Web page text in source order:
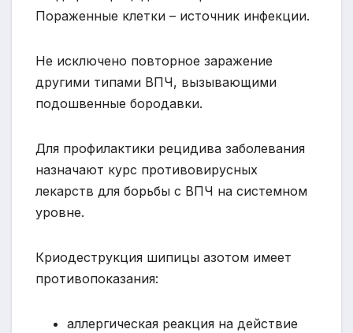
Пораженные клетки – источник инфекции.
Не исключено повторное заражение
другими типами ВПЧ, вызывающими
подошвенные бородавки.
Для профилактики рецидива заболевания
назначают курс противовирусных
лекарств для борьбы с ВПЧ на системном
уровне.
Криодеструкция шипицы азотом имеет
противопоказания:
аллергическая реакция на действие